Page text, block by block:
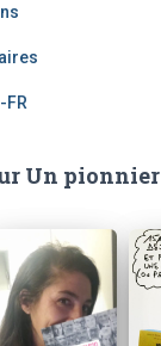
Un pionnier